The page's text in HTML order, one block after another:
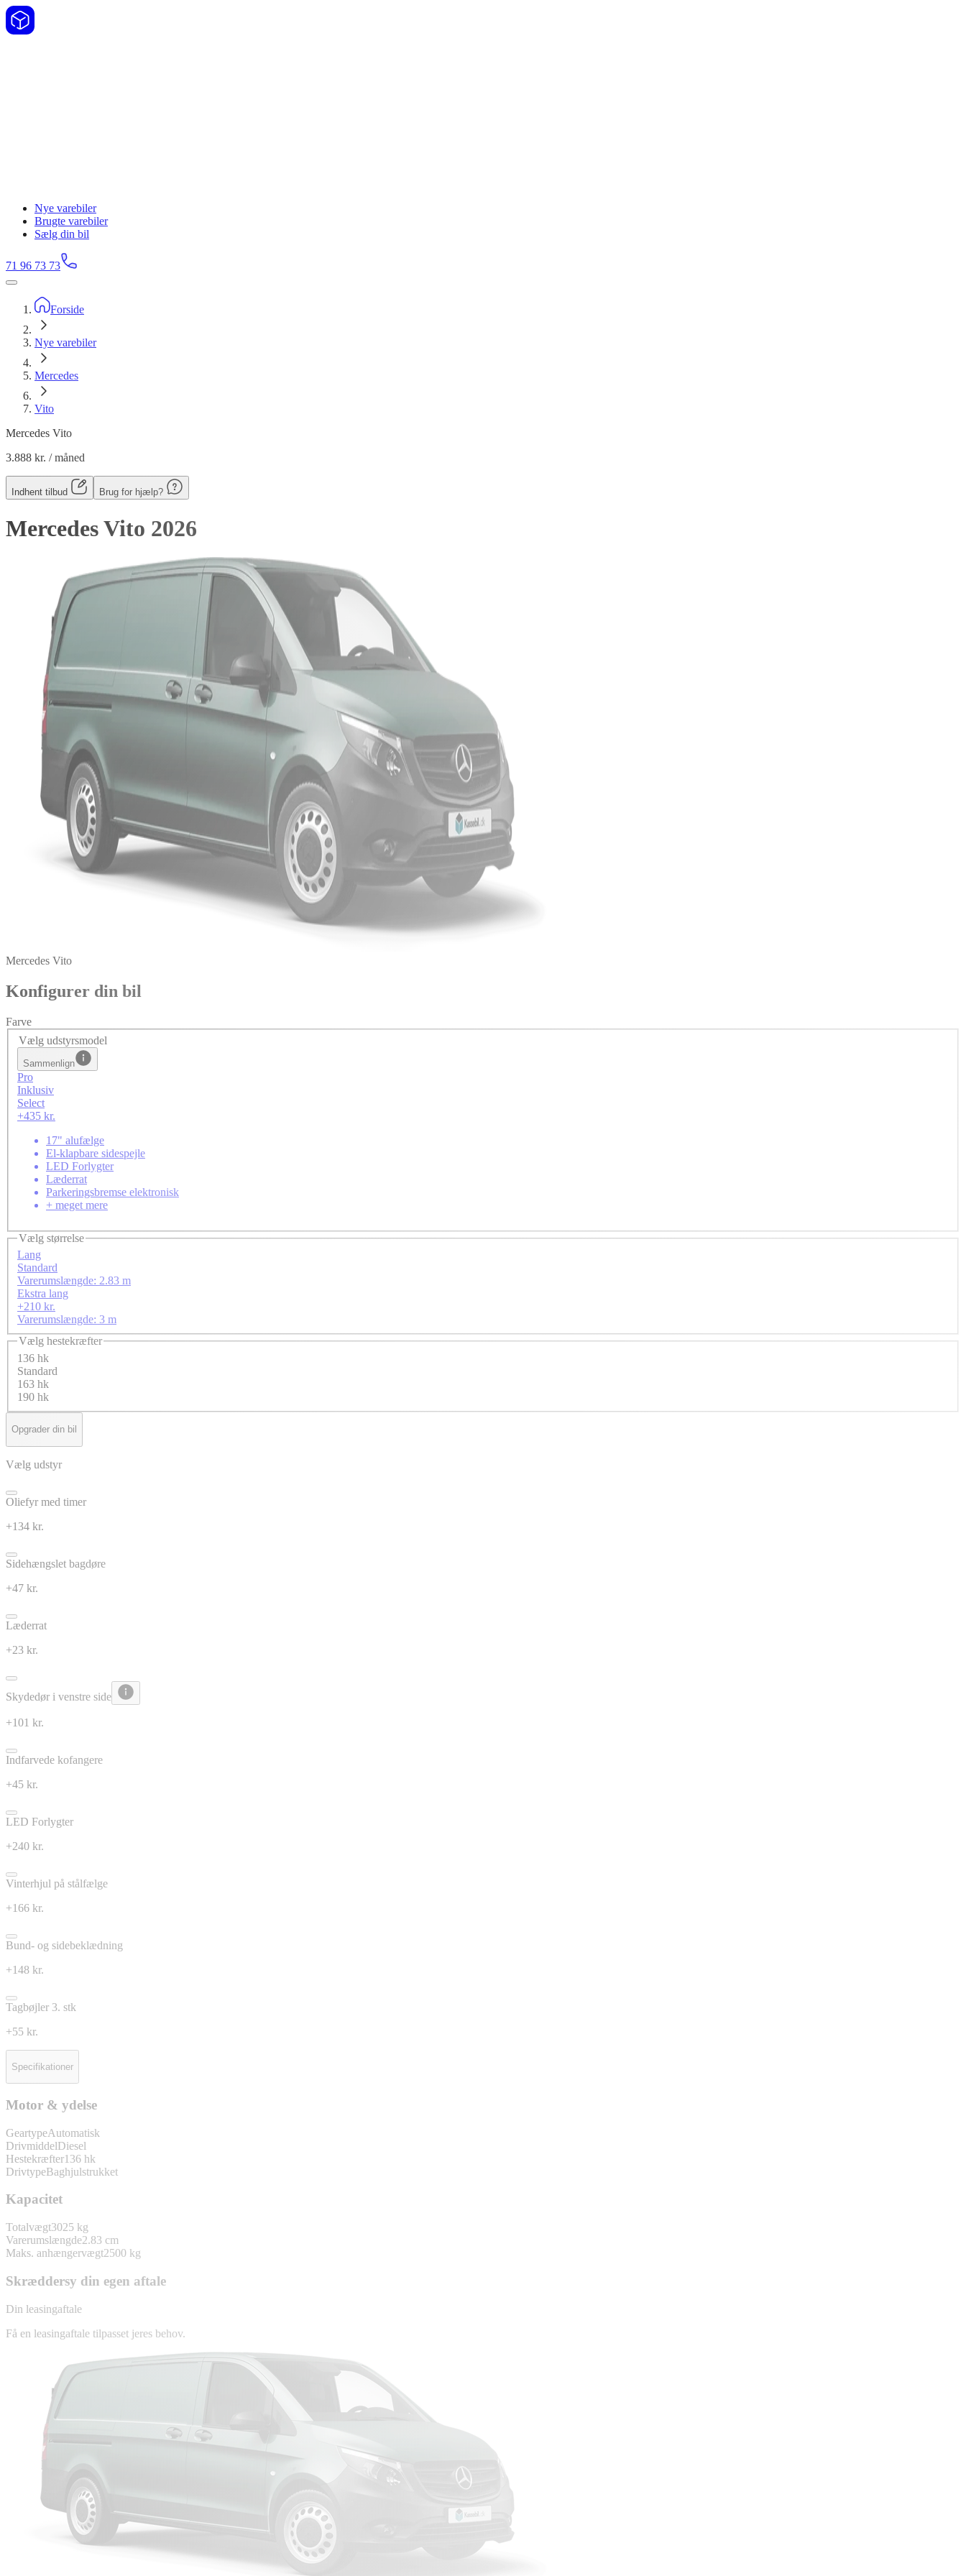
Nye varebiler
Brugte varebiler
Sælg din bil
71 96 73 73
Forside
Nye varebiler
Mercedes
Vito
Mercedes Vito
3.888 kr. / måned
Indhent tilbud Brug for hjælp?
Mercedes Vito 2026
Mercedes Vito
Konfigurer din bil
Farve
Vælg udstyrsmodel
Sammenlign
Pro
Inklusiv
Select
+435 kr.
17" alufælge
El-klapbare sidespejle
LED Forlygter
Læderrat
Parkeringsbremse elektronisk
+ meget mere
Vælg størrelse
Lang
Standard
Varerumslængde: 2.83 m
Ekstra lang
+210 kr.
Varerumslængde: 3 m
Vælg hestekræfter
136 hk
Standard
163 hk
190 hk
Opgrader din bil
Vælg udstyr
Oliefyr med timer
+134 kr.
Sidehængslet bagdøre
+47 kr.
Læderrat
+23 kr.
Skydedør i venstre side
+101 kr.
Indfarvede kofangere
+45 kr.
LED Forlygter
+240 kr.
Vinterhjul på stålfælge
+166 kr.
Bund- og sidebeklædning
+148 kr.
Tagbøjler 3. stk
+55 kr.
Specifikationer
Motor & ydelse
GeartypeAutomatisk
DrivmiddelDiesel
Hestekræfter136 hk
DrivtypeBaghjulstrukket
Kapacitet
Totalvægt3025 kg
Varerumslængde2.83 cm
Maks. anhængervægt2500 kg
Skræddersy din egen aftale
Din leasingaftale
Få en leasingaftale tilpasset jeres behov.